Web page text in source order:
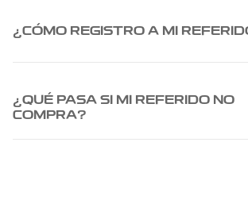
¿CÓMO REGISTRO A MI
¿QUÉ PASA SI MI REFERIDO NO
COMPRA?